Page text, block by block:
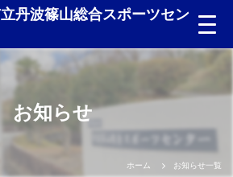
丹波篠山総合スポーツセン
お知らせ
ホーム お知らせ一覧